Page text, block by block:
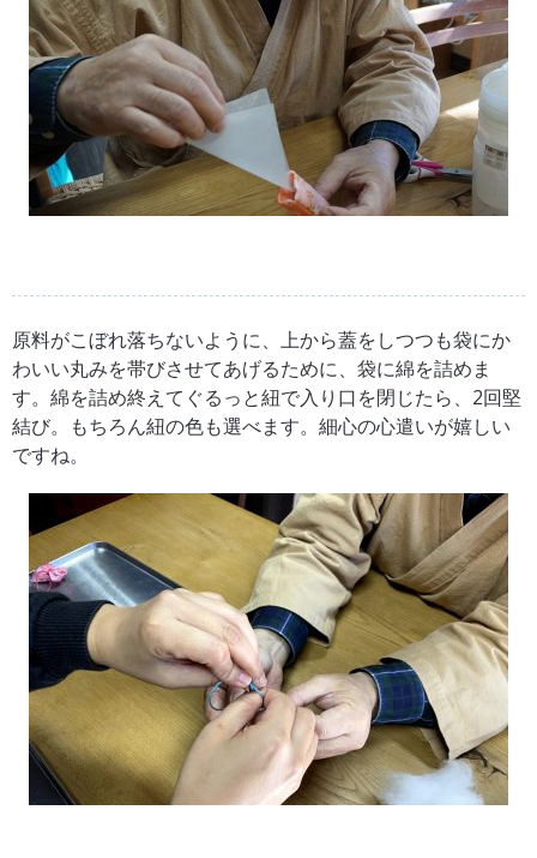
原料がこぼれ落ちないように、上から蓋をしつつも袋にか
わいい丸みを帯びさせてあげるために、袋に綿を詰めま
す。綿を詰め終えてぐるっと紐で入り口を閉じたら、2回堅
結び。もちろん紐の色も選べます。細心の心遣いが嬉しい
ですね。